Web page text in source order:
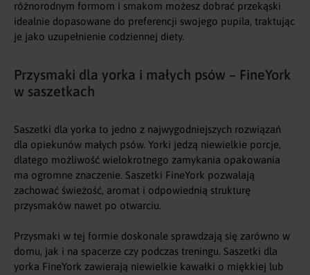
różnorodnym formom i smakom możesz dobrać przekąski
idealnie dopasowane do preferencji swojego pupila, traktując
je jako uzupełnienie codziennej diety.
Przysmaki dla yorka i małych psów – FineYork
w saszetkach
Saszetki dla yorka to jedno z najwygodniejszych rozwiązań
dla opiekunów małych psów. Yorki jedzą niewielkie porcje,
dlatego możliwość wielokrotnego zamykania opakowania
ma ogromne znaczenie. Saszetki FineYork pozwalają
zachować świeżość, aromat i odpowiednią strukturę
przysmaków nawet po otwarciu.
Przysmaki w tej formie doskonale sprawdzają się zarówno w
domu, jak i na spacerze czy podczas treningu. Saszetki dla
yorka FineYork zawierają niewielkie kawałki o miękkiej lub